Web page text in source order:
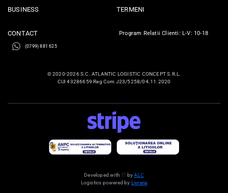
BUSINESS TERMENI
CONTACT
(0799) 881 625
Program Relatii Clienti: L-V: 10-18
© 2020-2026 S.C. ATLANTIC LOGISTIC CONCEPT S.R.L.
CUI 43286659 Reg Com J23/5258/04.11.2020
Developed with ♡ byALC
Logistics powered by Livraria